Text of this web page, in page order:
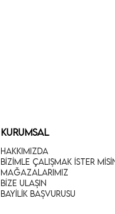
KURUMSAL
Hakkımızda
Bizimle Çalışmak İster
Mağazalarımız
Bize Ulaşın
Bayilik Başvurusu